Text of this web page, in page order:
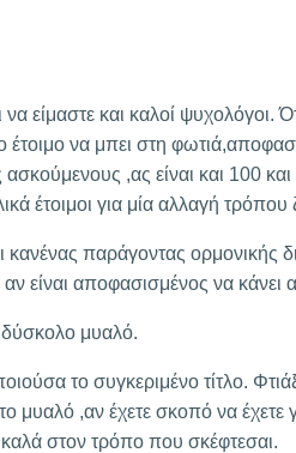
είμαστε και καλοί
να μπει στη
,ας είναι και 100
έτοιμοι για μία αλλαγή
παράγοντας ορμονικής
είναι αποφασισμένος να
μυαλό.
το συγκεριμένο τίτλο.
μυαλό ,αν έχετε σκοπό να έχετε
στον τρόπο που σκέφτεσαι.